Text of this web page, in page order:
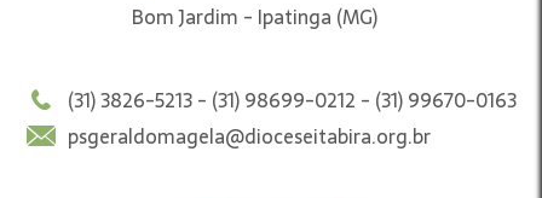
Bom Jardim - Ipatinga (MG)
(31) 3826-5213 - (31) 98699-0212 - (31) 99670-0163
psgeraldomagela@dioceseitabira.org.br